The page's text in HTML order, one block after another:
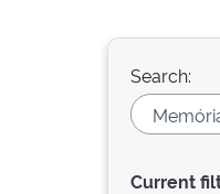
Search:
Current